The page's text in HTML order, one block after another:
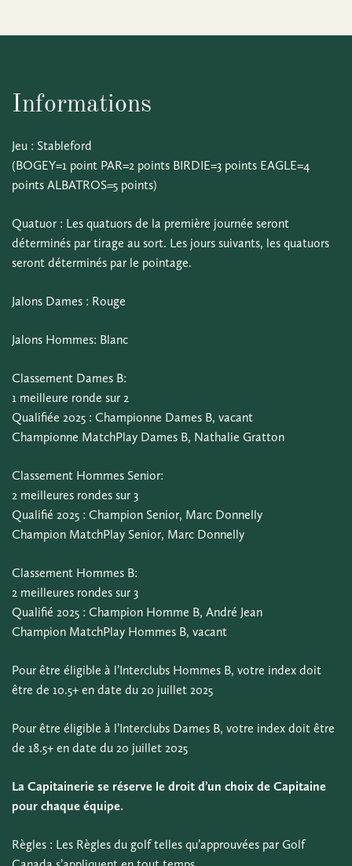
Informations
Jeu : Stableford
(BOGEY=1 point PAR=2 points BIRDIE=3 points EAGLE=4
points ALBATROS=5 points)
Quatuor : Les quatuors de la première journée seront
déterminés par tirage au sort. Les jours suivants, les quatuors
seront déterminés par le pointage.
Jalons Dames : Rouge
Jalons Hommes: Blanc
Classement Dames B:
1 meilleure ronde sur 2
Qualifiée 2025 : Championne Dames B, vacant
Championne MatchPlay Dames B, Nathalie Gratton
Classement Hommes Senior:
2 meilleures rondes sur 3
Qualifié 2025 : Champion Senior, Marc Donnelly
Champion MatchPlay Senior, Marc Donnelly
Classement Hommes B:
2 meilleures rondes sur 3
Qualifié 2025 : Champion Homme B, André Jean
Champion MatchPlay Hommes B, vacant
Pour être éligible à l’Interclubs Hommes B, votre index doit
être de 10.5+ en date du 20 juillet 2025
Pour être éligible à l’Interclubs Dames B, votre index doit être
de 18.5+ en date du 20 juillet 2025
La Capitainerie se réserve le droit d’un choix de Capitaine
pour chaque équipe.
Règles : Les Règles du golf telles qu’approuvées par Golf